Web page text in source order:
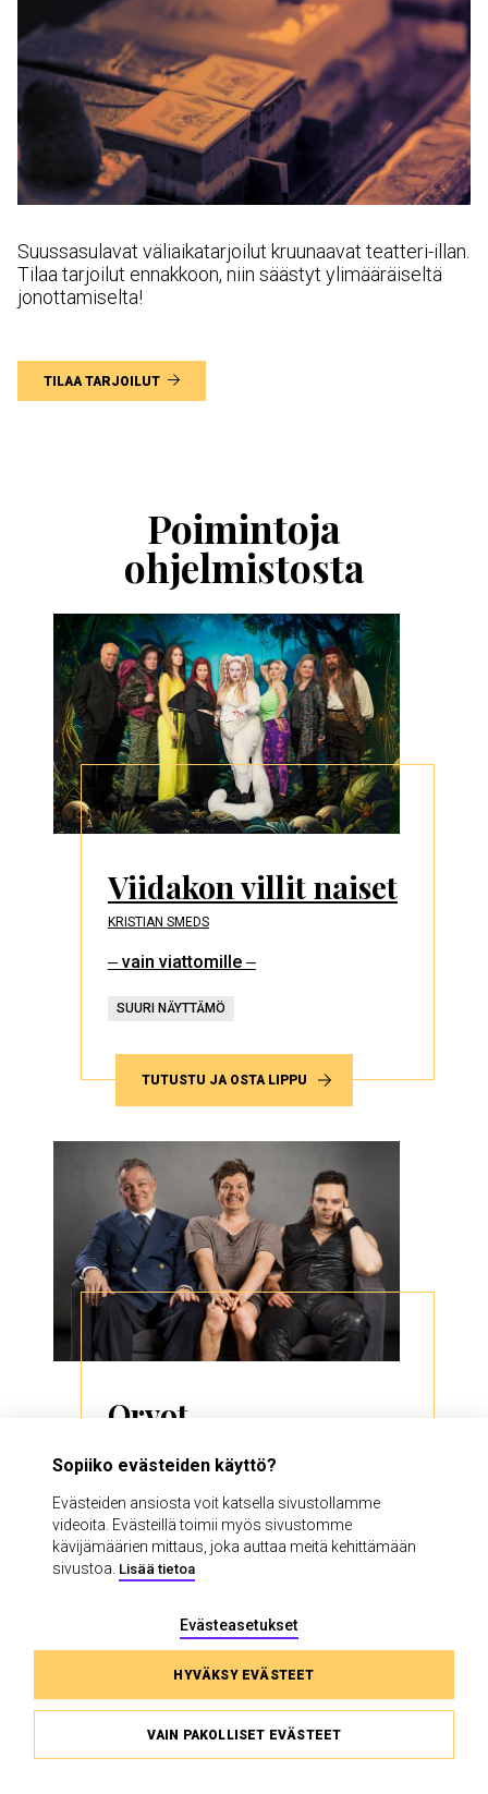
Suussasulavat väliaikatarjoilut kruunaavat teatteri-illan.
Tilaa tarjoilut ennakkoon, niin säästyt ylimääräiseltä
jonottamiselta!
TILAA TARJOILUT
Poimintoja
ohjelmistosta
Viidakon villit naiset
KRISTIAN SMEDS
‒ vain viattomille ‒
SUURI NÄYTTÄMÖ
TUTUSTU JA OSTA LIPPU
Orvot
väkivallasta
TUTUSTU JA OSTA LIPPU
Sopiiko evästeiden käyttö?
Evästeiden ansiosta voit katsella sivustollamme
videoita. Evästeillä toimii myös sivustomme
kävijämäärien mittaus, joka auttaa meitä kehittämään
sivustoa. Lisää tietoa
Evästeasetukset
HYVÄKSY EVÄSTEET
VAIN PAKOLLISET EVÄSTEET